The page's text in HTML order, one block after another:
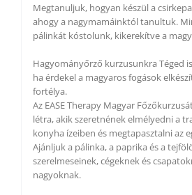
Megtanuljuk, hogyan készül a
ahogy a nagymamáinktól tanultuk.
pálinkát kóstolunk, kikerekítve a
Hagyományőrző kurzusunkra Téged
ha érdekel a magyaros fogások
fortélya.
Az EASE Therapy Magyar
létra, akik szeretnének elmélyedni a
konyha ízeiben és megtapasztalni az
Ajánljuk a pálinka, a paprika és a
szerelmeseinek, cégeknek és
nagyoknak.